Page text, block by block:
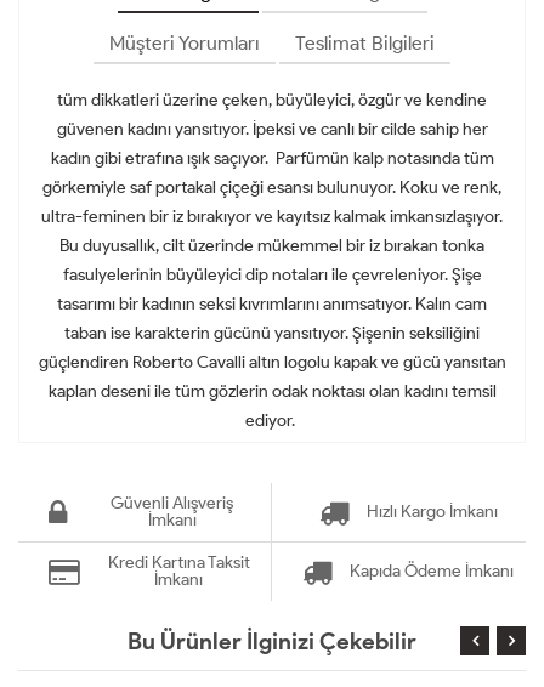
Müşteri Yorumları Teslimat Bilgileri
tüm dikkatleri üzerine çeken, büyüleyici, özgür ve kendine
güvenen kadını yansıtıyor. İpeksi ve canlı bir cilde sahip her
kadın gibi etrafına ışık saçıyor. Parfümün kalp notasında tüm
görkemiyle saf portakal çiçeği esansı bulunuyor. Koku ve renk,
ultra-feminen bir iz bırakıyor ve kayıtsız kalmak imkansızlaşıyor.
Bu duyusallık, cilt üzerinde mükemmel bir iz bırakan tonka
fasulyelerinin büyüleyici dip notaları ile çevreleniyor. Şişe
tasarımı bir kadının seksi kıvrımlarını anımsatıyor. Kalın cam
taban ise karakterin gücünü yansıtıyor. Şişenin seksiliğini
güçlendiren Roberto Cavalli altın logolu kapak ve gücü yansıtan
kaplan deseni ile tüm gözlerin odak noktası olan kadını temsil
ediyor.
Güvenli Alışveriş
İmkanı
Hızlı Kargo İmkanı
Kredi Kartına Taksit
İmkanı
Kapıda Ödeme İmkanı
Bu Ürünler İlginizi Çekebilir